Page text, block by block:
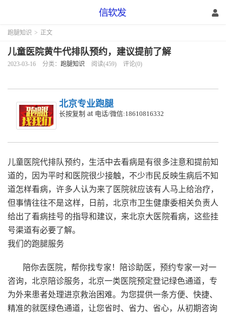
跑腿知识 > 正文
儿童医院黄牛代排队预约，建议提前了解
2023-03-16 分类： 跑腿知识 阅读(459) 评论(0)
北京专业跑腿
长按复制 at 电话/微信:18610816332
儿童医院代排队预约，生活中去看病是有很多注意和提前知
道的，因为平时和医院很少接触，不少市民反映生病后不知
道怎样看病，许多人认为来了医院就应该有人马上给治疗，
但事情往往不是这样，日前，北京市卫生健康委相关负责人
给出了看病挂号的指导和建议，来北京大医院看病，这些挂
号渠道有必要了解。
我们的跑腿服务
陪你去医院，帮你找专家！陪诊助医，预约专家一对一
咨询，北京陪诊服务，北京一类医院预定登记绿色通道，专
为外来患者处理进京救治困难。为您提供一条方便、快捷、
精准的就医绿色通道，让您省时、省力、省心，从初期咨询